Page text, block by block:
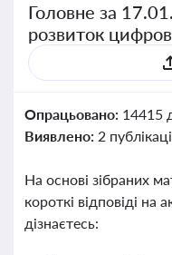
Головне за
розвиток
Опрацьовано: 14415
Виявлено: 2
На основі зібраних
короткі відповіді на
дізнаєтесь: